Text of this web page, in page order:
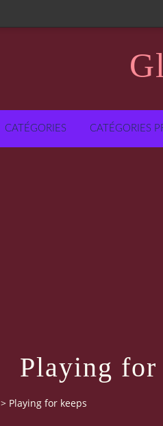
CATÉGORIES CATÉGORIES
Playing for
> Playing for keeps